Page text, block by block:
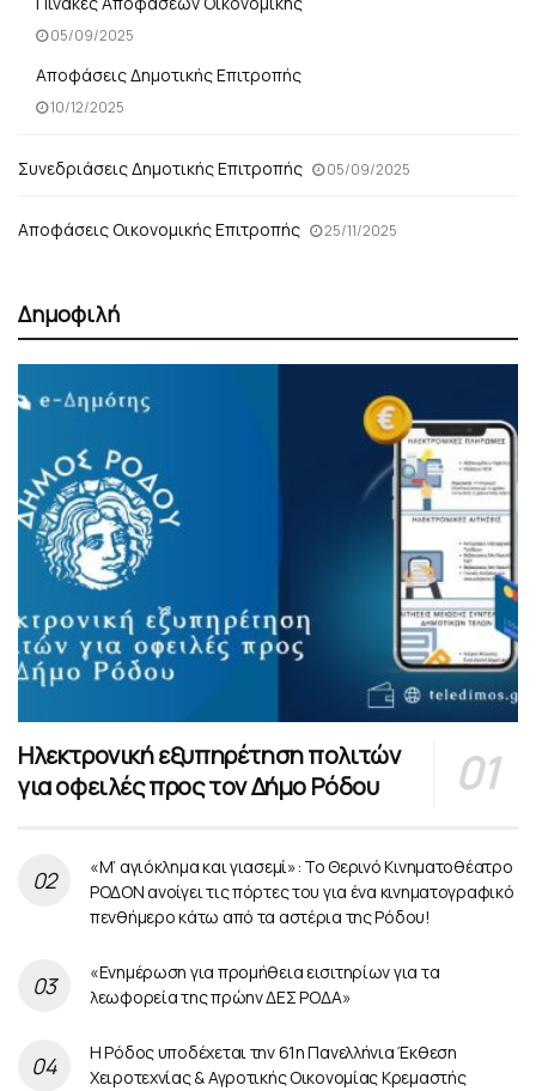
05/09/2025
Αποφάσεις Δημοτικής Επιτροπής
10/12/2025
Συνεδριάσεις Δημοτικής Επιτροπής 05/09/2025
Αποφάσεις Οικονομικής Επιτροπής 25/11/2025
Δημοφιλή
Ηλεκτρονική εξυπηρέτηση πολιτών
για οφειλές προς τον Δήμο Ρόδου
«Μ’ αγιόκλημα και γιασεμί»: Το Θερινό Κινηματοθέατρο
ΡΟΔΟΝ ανοίγει τις πόρτες του για ένα κινηματογραφικό
πενθήμερο κάτω από τα αστέρια της Ρόδου!
«Ενημέρωση για προμήθεια εισιτηρίων για τα
λεωφορεία της πρώην ΔΕΣ ΡΟΔΑ»
Η Ρόδος υποδέχεται την 61η Πανελλήνια Έκθεση
Χειροτεχνίας & Αγροτικής Οικονομίας Κρεμαστής